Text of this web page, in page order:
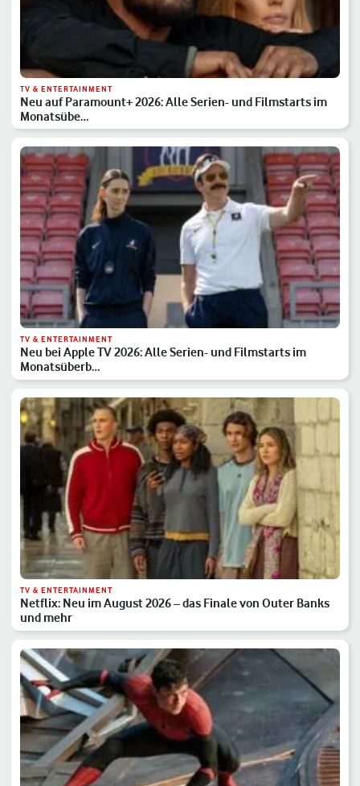
TV & ENTERTAINMENT
Neu auf Paramount+ 2026: Alle Serien- und Filmstarts im
Monatsübe…
TV & ENTERTAINMENT
Neu bei Apple TV 2026: Alle Serien- und Filmstarts im
Monatsüberb…
TV & ENTERTAINMENT
Netflix: Neu im August 2026 – das Finale von Outer Banks
und mehr